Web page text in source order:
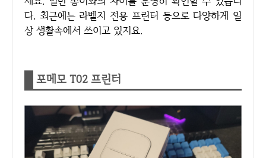
다. 최근에는 라벨지 전용 프린터 등으로 다양하게 일
상 생활속에서 쓰이고 있지요.
포메모 T02 프린터